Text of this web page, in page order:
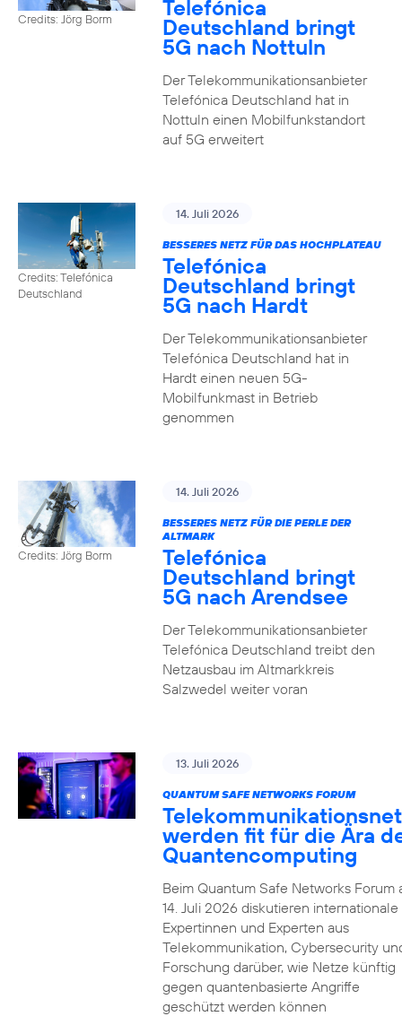
Credits: Jörg Borm Telefónica
Deutschland bringt
5G nach Nottuln
Der Telekommunikationsanbieter
Telefónica Deutschland hat in
Nottuln einen Mobilfunkstandort
auf 5G erweitert
Credits: Telefónica
Deutschland
14. Juli 2026
BESSERES NETZ FÜR DAS HOCHPLATEAU
Telefónica
Deutschland bringt
5G nach Hardt
Der Telekommunikationsanbieter
Telefónica Deutschland hat in
Hardt einen neuen 5G-
Mobilfunkmast in Betrieb
genommen
Credits: Jörg Borm
14. Juli 2026
BESSERES NETZ FÜR DIE PERLE DER
ALTMARK
Telefónica
Deutschland bringt
5G nach Arendsee
Der Telekommunikationsanbieter
Telefónica Deutschland treibt den
Netzausbau im Altmarkkreis
Salzwedel weiter voran
13. Juli 2026
QUANTUM SAFE NETWORKS FORUM
werden fit für die Ära
Quantencomputing
Beim Quantum Safe Networks Forum
14. Juli 2026 diskutieren internationale
Expertinnen und Experten aus
Telekommunikation, Cybersecurity
Forschung darüber, wie Netze künftig
gegen quantenbasierte Angriffe
geschützt werden können